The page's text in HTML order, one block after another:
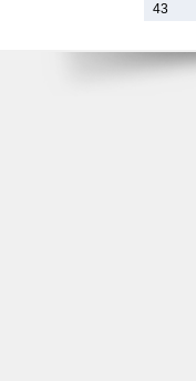
43